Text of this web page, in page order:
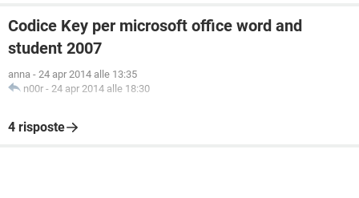
Codice Key per microsoft office word and
student 2007
anna - 24 apr 2014 alle 13:35
n00r - 24 apr 2014 alle 18:30
4 risposte